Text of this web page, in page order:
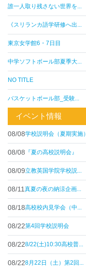
誰一人取り残さない世界を...
《スリランカ語学研修へ出...
東京女学館6・7日目
中学ソフトボール部夏季大...
NO TITLE
バスケットボール部_受験...
イベント情報
08/08学校説明会（夏期実施）
08/08 『夏の高校説明会』
08/09立教英国学院学校説...
08/11 真夏の夜の納涼企画...
08/18高校校内見学会（中...
08/22第4回学校説明会
08/228/22(土)10:30高校普...
08/228月22日（土）第2回...